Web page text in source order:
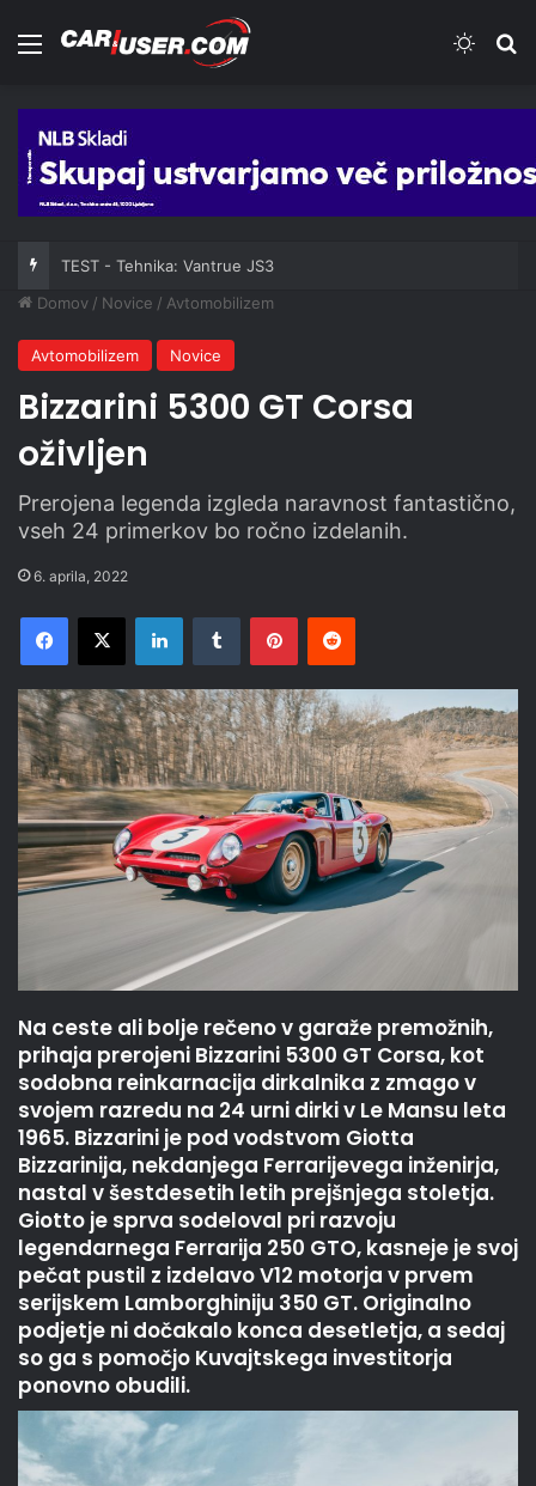
Meni
TEST - Tehnika: Vantrue JS3
Domov / Novice / Avtomobilizem
Avtomobilizem Novice
Bizzarini 5300 GT Corsa
oživljen
Prerojena legenda izgleda naravnost fantastično,
vseh 24 primerkov bo ročno izdelanih.
6. aprila, 2022
Facebook
X LinkedInTumblr PinterestReddit
Na ceste ali bolje rečeno v garaže premožnih,
prihaja prerojeni Bizzarini 5300 GT Corsa, kot
sodobna reinkarnacija dirkalnika z zmago v
svojem razredu na 24 urni dirki v Le Mansu leta
1965. Bizzarini je pod vodstvom Giotta
Bizzarinija, nekdanjega Ferrarijevega inženirja,
nastal v šestdesetih letih prejšnjega stoletja.
Giotto je sprva sodeloval pri razvoju
legendarnega Ferrarija 250 GTO, kasneje je svoj
pečat pustil z izdelavo V12 motorja v prvem
serijskem Lamborghiniju 350 GT. Originalno
podjetje ni dočakalo konca desetletja, a sedaj
so ga s pomočjo Kuvajtskega investitorja
ponovno obudili.